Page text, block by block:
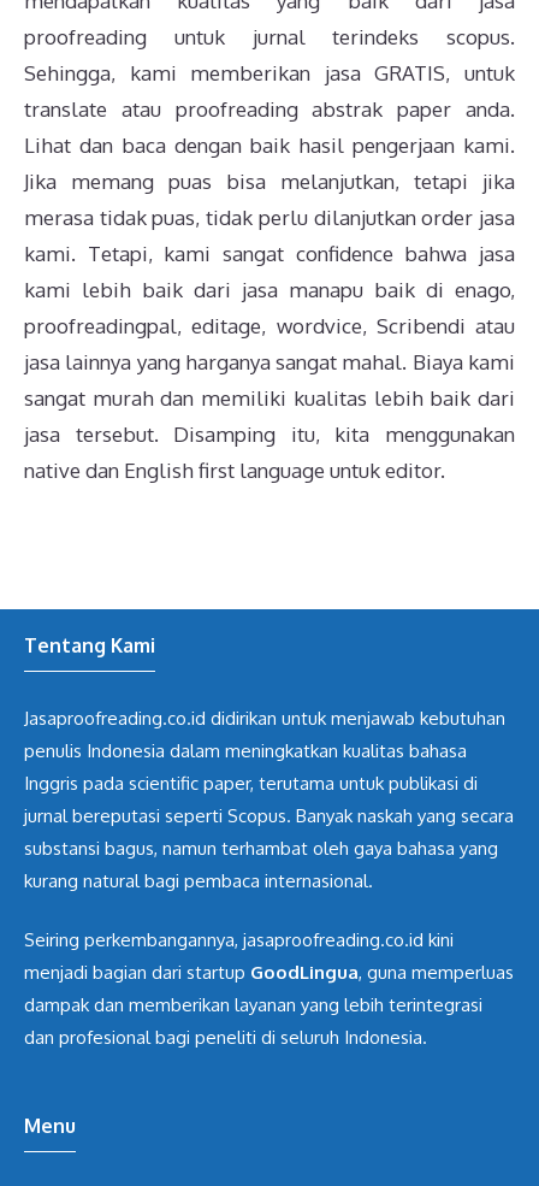
proofreading untuk jurnal terindeks scopus.
Sehingga, kami memberikan jasa GRATIS, untuk
translate atau proofreading abstrak paper anda.
Lihat dan baca dengan baik hasil pengerjaan kami.
Jika memang puas bisa melanjutkan, tetapi jika
merasa tidak puas, tidak perlu dilanjutkan order jasa
kami. Tetapi, kami sangat confidence bahwa jasa
kami lebih baik dari jasa manapu baik di enago,
proofreadingpal, editage, wordvice, Scribendi atau
jasa lainnya yang harganya sangat mahal. Biaya kami
sangat murah dan memiliki kualitas lebih baik dari
jasa tersebut. Disamping itu, kita menggunakan
native dan English first language untuk editor.
Tentang Kami
Jasaproofreading.co.id didirikan untuk menjawab kebutuhan
penulis Indonesia dalam meningkatkan kualitas bahasa
Inggris pada scientific paper, terutama untuk publikasi di
jurnal bereputasi seperti Scopus. Banyak naskah yang secara
substansi bagus, namun terhambat oleh gaya bahasa yang
kurang natural bagi pembaca internasional.
Seiring perkembangannya, jasaproofreading.co.id kini
menjadi bagian dari startup GoodLingua, guna memperluas
dampak dan memberikan layanan yang lebih terintegrasi
dan profesional bagi peneliti di seluruh Indonesia.
Menu